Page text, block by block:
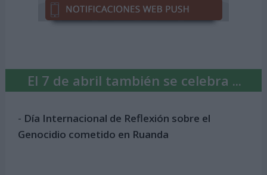
El 7 de abril también se celebra ...
- Día Internacional de Reflexión sobre el
Genocidio cometido en Ruanda